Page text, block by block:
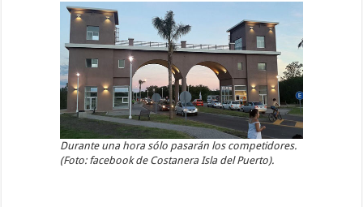
Durante una hora sólo pasarán los competidores.
(Foto: facebook de Costanera Isla del Puerto).